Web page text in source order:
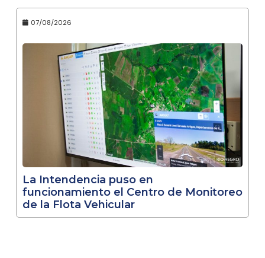
07/08/2026
La Intendencia puso en
funcionamiento el Centro de Monitoreo
de la Flota Vehicular